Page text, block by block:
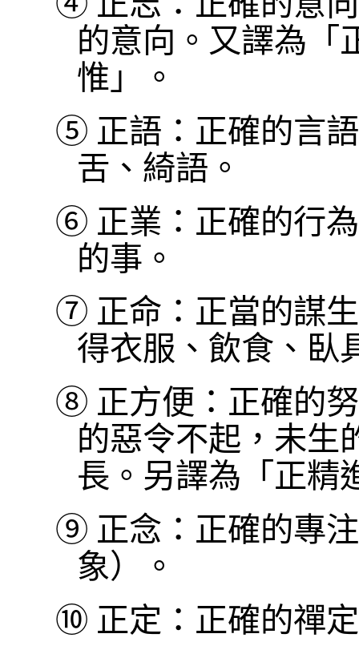
的意向。又譯為「
惟」。
⑤ 正語：正確的言
舌、綺語。
⑥ 正業：正確的行
的事。
⑦ 正命：正當的謀
得衣服、飲食、臥
⑧ 正方便：正確的
的惡令不起，未生
長。另譯為「正精
⑨ 正念：正確的專
象）。
⑩ 正定：正確的禪